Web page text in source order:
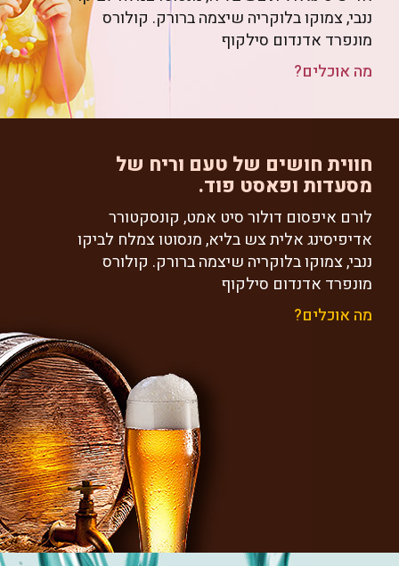
ננבי, צמוקו בלוקריה שיצמה ברורק. קולורס
מונפרד אדנדום סילקוף
מה אוכלים?
חווית חושים של טעם וריח של
מסעדות ופאסט פוד.
לורם איפסום דולור סיט אמט, קונסקטורר
אדיפיסינג אלית צש בליא, מנסוטו צמלח לביקו
ננבי, צמוקו בלוקריה שיצמה ברורק. קולורס
מונפרד אדנדום סילקוף
מה אוכלים?